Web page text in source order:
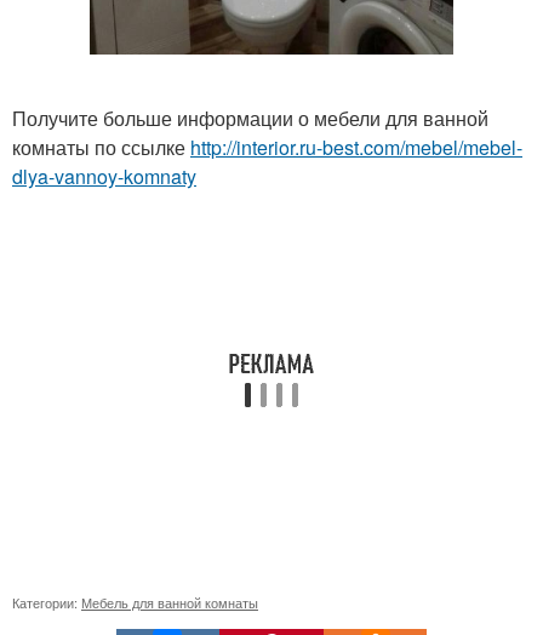
Получите больше информации о мебели для ванной
комнаты по ссылке http://interior.ru-best.com/mebel/mebel-
dlya-vannoy-komnaty
Категории: Мебель для ванной комнаты